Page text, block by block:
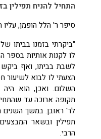
התחיל להניח תפילין
סיפר ר' הלל הופמן,
"ביקרתי בזמנו בביתו
לו לקנות אותיות בספר
לשבת בביתו, ואף
הצעתי לו לבוא לשיעור
השלום. ואכן, הוא
תקופה ארוכה עד
לר' ראובן. במשך השנים
תפילין ובשאר
הרבי.